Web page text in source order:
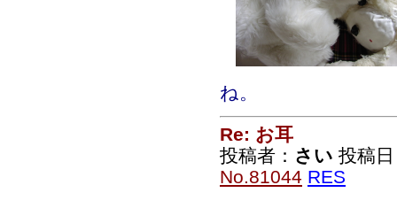
ね。
Re: お耳
投稿者： さい 投稿
No.81044 RES